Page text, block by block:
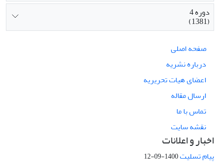
دوره 4
(1381)
صفحه اصلی
درباره نشریه
اعضای هیات تحریریه
ارسال مقاله
تماس با ما
نقشه سایت
اخبار و اعلانات
پیام تسلیت1400-09-12